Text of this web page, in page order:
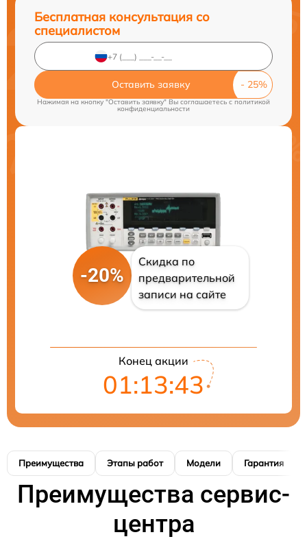
Бесплатная консультация со
специалистом
Оставить заявку
Нажимая на кнопку "Оставить заявку" Вы соглашаетесь cполитикой
конфиденциальности
-20%
Скидка по
предварительной
записи на сайте
Конец акции
01:13:42
Преимущества Этапы работ Модели Гарантия
Преимущества сервис-
центра